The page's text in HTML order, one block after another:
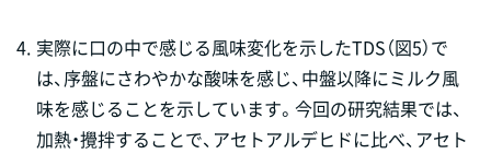
4. 実際に口の中で感じる風味変化を示したTDS（図5）で
は、序盤にさわやかな酸味を感じ、中盤以降にミルク風
味を感じることを示しています。今回の研究結果では、
加熱・攪拌することで、アセトアルデヒドに比べ、アセト